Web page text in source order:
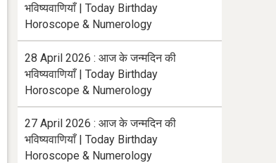
भविष्यवाणियाँ | Today Birthday
Horoscope & Numerology
28 April 2026 : आज के जन्मदिन की
भविष्यवाणियाँ | Today Birthday
Horoscope & Numerology
27 April 2026 : आज के जन्मदिन की
भविष्यवाणियाँ | Today Birthday
Horoscope & Numerology